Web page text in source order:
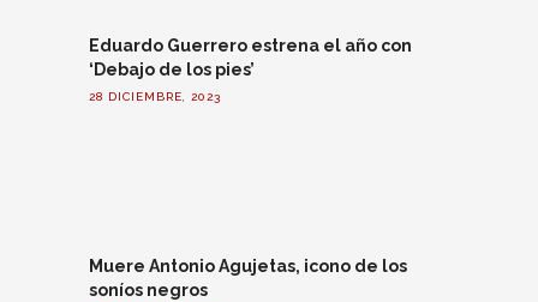
Eduardo Guerrero estrena el año con
‘Debajo de los pies’
28 DICIEMBRE, 2023
Muere Antonio Agujetas, icono de los
soníos negros